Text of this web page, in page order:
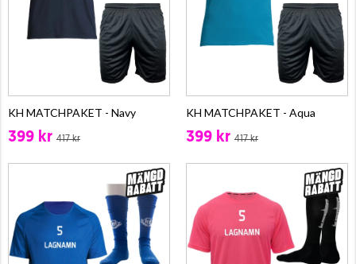
KH MATCHPAKET - Navy
399 kr 417 kr
KH MATCHPAKET - Aqua
399 kr 417 kr